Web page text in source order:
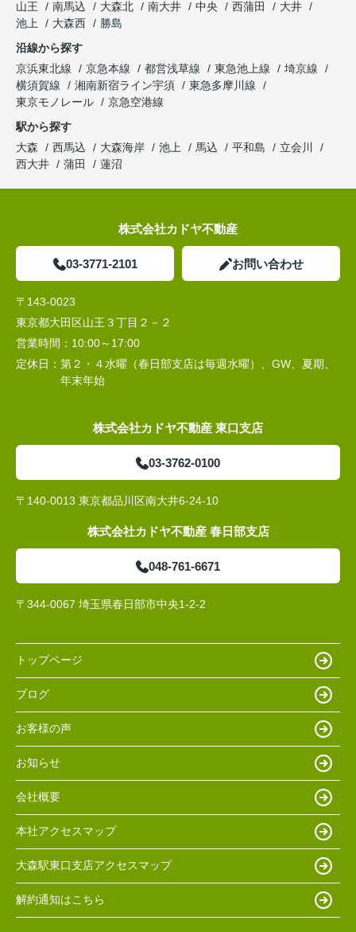
山王
南馬込 大森北 南大井 中央 西蒲田
大井
池上
大森西
勝島
沿線から探す
京浜東北線
京急本線 都営浅草線 東急池上線
埼京線
横須賀線
湘南新宿ライン宇須
東急多摩川線
東京モノレール
京急空港線
駅から探す
大森
西馬込 大森海岸 池上 馬込 平和島
立会川
西大井
蒲田 蓮沼
株式会社カドヤ不動産
03-3771-2101 お問い合わせ
〒143-0023
東京都大田区山王３丁目２－２
営業時間： 10:00～17:00
定休日： 第２・４水曜（春日部支店は毎週水曜）、GW、夏期、
年末年始
株式会社カドヤ不動産 東口支店
03-3762-0100
〒140-0013 東京都品川区南大井6-24-10
株式会社カドヤ不動産 春日部支店
048-761-6671
〒344-0067 埼玉県春日部市中央1-2-2
トップページ
ブログ
お客様の声
お知らせ
会社概要
本社アクセスマップ
大森駅東口支店アクセスマップ
解約通知はこちら